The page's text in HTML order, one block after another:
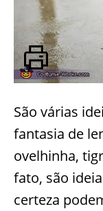
São várias
fantasia de
ovelhinha,
fato, são
certeza